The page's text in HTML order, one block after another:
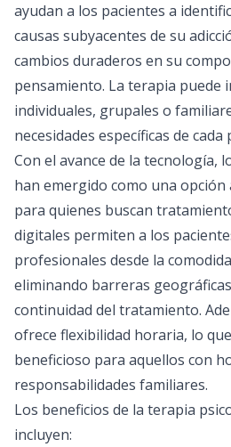
ayudan a los pacientes a
causas subyacentes de su
cambios duraderos en su
pensamiento. La terapia puede
individuales, grupales o
necesidades específicas de cada
Con el avance de la tecnología,
han emergido como una opción
para quienes buscan
digitales permiten a los
profesionales desde la
eliminando barreras
continuidad del tratamiento.
ofrece flexibilidad horaria, lo
beneficioso para aquellos con
responsabilidades familiares.
Los beneficios de la terapia
incluyen: